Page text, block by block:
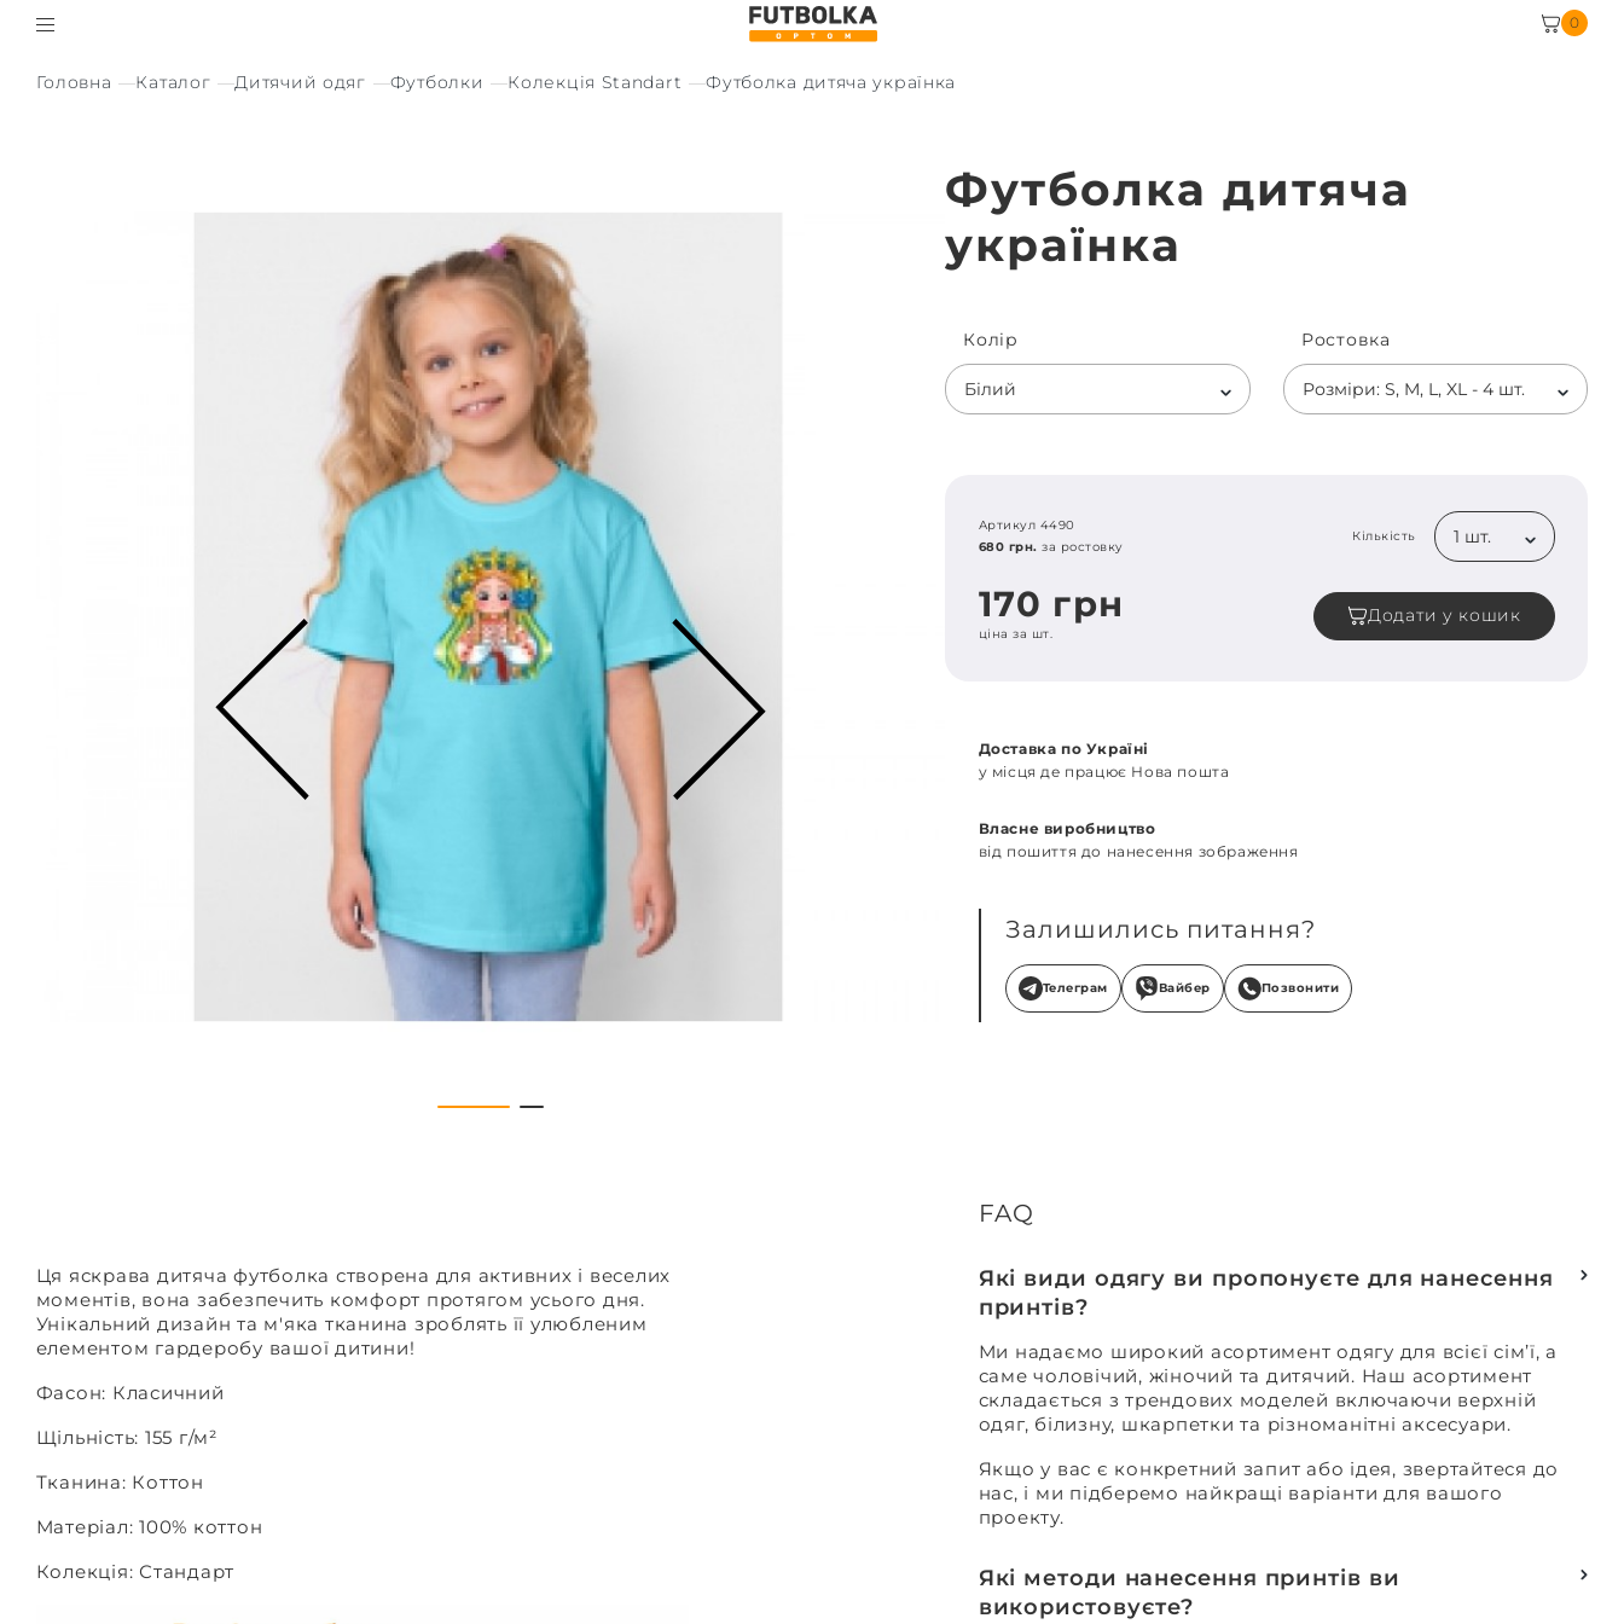
0
Головна Каталог Дитячий одяг Футболки Колекція Standart Футболка дитяча українка
Футболка дитяча
українка
Колiр
Білий
Ростовка
Розміри: S, M, L, XL - 4 шт.
Артикул 4490
680 грн. за ростовку
Кількість 1 шт.
170 грн
ціна за шт.
Додати у кошик
Доставка по Україні
у місця де працює Нова пошта
Власне виробництво
від пошиття до нанесення зображення
Залишились питання?
Телеграм Вайбер Позвонити
Ця яскрава дитяча футболка створена для активних і веселих
моментів, вона забезпечить комфорт протягом усього дня.
Унікальний дизайн та м'яка тканина зроблять її улюбленим
елементом гардеробу вашої дитини!
Фасон: Класичний
Щільність: 155 г/м²
Тканина: Коттон
Матеріал: 100% коттон
Колекція: Стандарт
FAQ
Які види одягу ви пропонуєте для нанесення
принтів?
Ми надаємо широкий асортимент одягу для всієї сім’ї, а
саме чоловічий, жіночий та дитячий. Наш асортимент
складається з трендових моделей включаючи верхній
одяг, білизну, шкарпетки та різноманітні аксесуари.
Якщо у вас є конкретний запит або ідея, звертайтеся до
нас, і ми підберемо найкращі варіанти для вашого
проекту.
Які методи нанесення принтів ви
використовуєте?